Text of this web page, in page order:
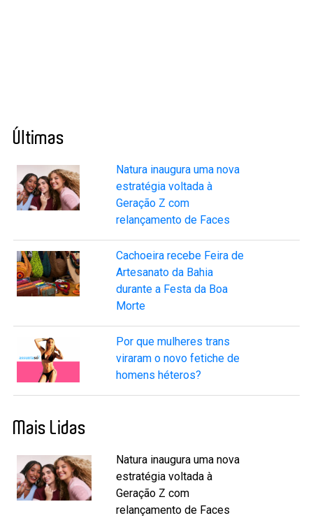
Últimas
Natura inaugura uma nova
estratégia voltada à
Geração Z com
relançamento de Faces
Cachoeira recebe Feira de
Artesanato da Bahia
durante a Festa da Boa
Morte
Por que mulheres trans
viraram o novo fetiche de
homens héteros?
Mais Lidas
Natura inaugura uma nova
estratégia voltada à
Geração Z com
relançamento de Faces